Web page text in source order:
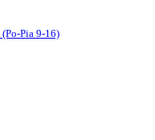
(Po-Pia 9-16)